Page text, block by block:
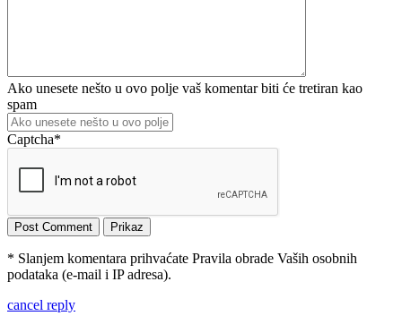
Ako unesete nešto u ovo polje vaš komentar biti će tretiran kao
spam
Captcha*
* Slanjem komentara prihvaćate Pravila obrade Vaših osobnih
podataka (e-mail i IP adresa).
cancel reply